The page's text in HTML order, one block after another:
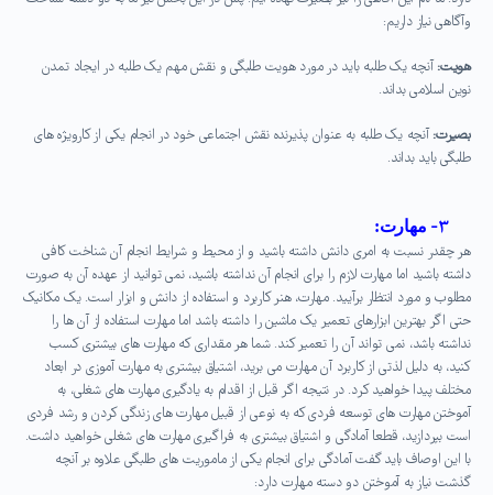
وآگاهی نیاز داریم:
هویت:آنچه یک طلبه باید در مورد هویت طلبگی و نقش مهم یک طلبه در ایجاد تمدن
نوین اسلامی بداند.
بصیرت:آنچه یک طلبه به عنوان پذیرنده نقش اجتماعی خود در انجام یکی از کارویژه های
طلبگی باید بداند.
۳- مهارت:
هر چقدر نسبت به امری دانش داشته باشید و از محیط و شرایط انجام آن شناخت کافی
داشته باشید اما مهارت لازم را برای انجام آن نداشته باشید، نمی توانید از عهده آن به صورت
مطلوب و مورد انتظار برآیید. مهارت، هنر کاربرد و استفاده از دانش و ابزار است. یک مکانیک
حتی اگر بهترین ابزارهای تعمیر یک ماشین را داشته باشد اما مهارت استفاده از آن ها را
نداشته باشد، نمی تواند آن را تعمیر کند. شما هر مقداری که مهارت های بیشتری کسب
کنید، به دلیل لذتی از کاربرد آن مهارت می برید، اشتیاق بیشتری به مهارت آموزی در ابعاد
مختلف پیدا خواهید کرد. در نتیجه اگر قبل از اقدام به یادگیری مهارت های شغلی، به
آموختن مهارت های توسعه فردی که به نوعی از قبیل مهارت های زندگی کردن و رشد فردی
است بپردازید، قطعا آمادگی و اشتیاق بیشتری به فراگیری مهارت های شغلی خواهید داشت.
با این اوصاف باید گفت آمادگی برای انجام یکی از ماموریت های طلبگی علاوه بر آنچه
گذشت نیاز به آموختن دو دسته مهارت دارد: